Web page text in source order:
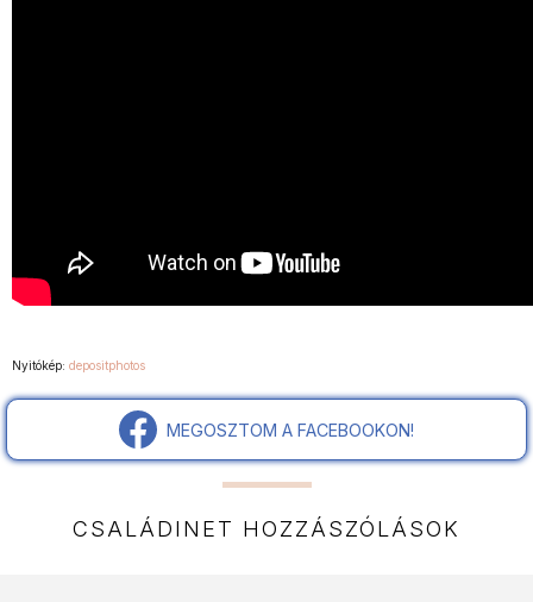
Nyitókép: depositphotos
MEGOSZTOM A FACEBOOKON!
CSALÁDINET HOZZÁSZÓLÁSOK